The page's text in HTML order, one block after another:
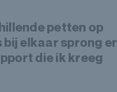
petten op
bij elkaar sprong er
die ik kreeg